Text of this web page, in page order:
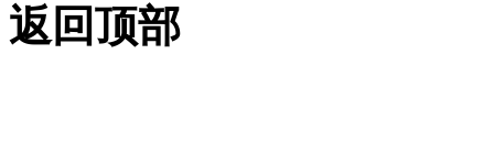
返回顶部